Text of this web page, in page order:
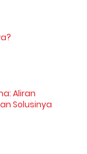
Aliran
Solusinya